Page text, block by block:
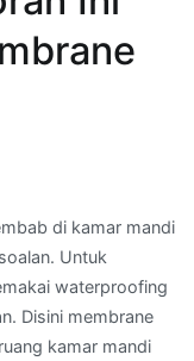
di kamar mandi
Untuk
waterproofing
Disini membrane
kamar mandi